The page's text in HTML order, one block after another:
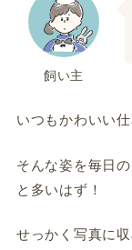
飼い主
いつもかわいい
そんな姿を毎日
と多いはず！
せっかく写真に